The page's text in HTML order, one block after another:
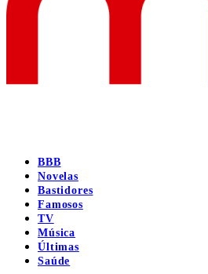
BBB
Novelas
Bastidores
Famosos
TV
Música
Últimas
Saúde